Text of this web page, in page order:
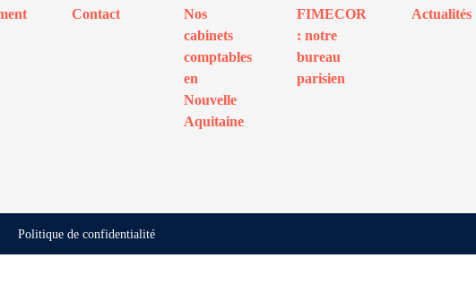
Contact
Nos
cabinets
comptables
en
Nouvelle
Aquitaine
FIMECOR
: notre
bureau
parisien
Actualités
Politique de confidentialité